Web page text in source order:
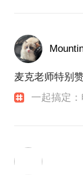
麦克老师特别
一起搞定